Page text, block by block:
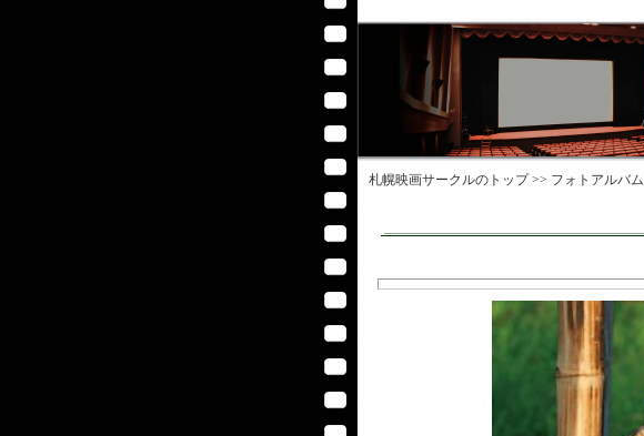
札幌映画サークルのトップ >> フォトアルバム